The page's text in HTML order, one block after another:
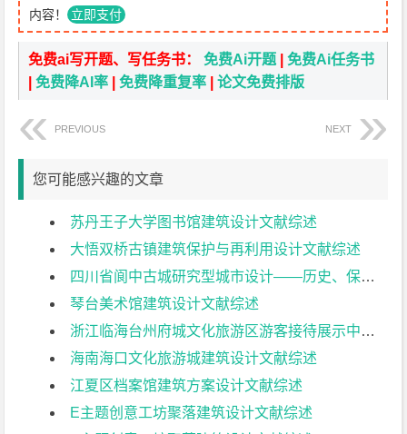
内容！ 立即支付
免费ai写开题、写任务书：免费Ai开题 |免费Ai任务书
|免费降AI率 |免费降重复率 |论文免费排版
PREVIOUS NEXT
您可能感兴趣的文章
苏丹王子大学图书馆建筑设计文献综述
大悟双桥古镇建筑保护与再利用设计文献综述
四川省阆中古城研究型城市设计——历史、保护与复兴研究文献综述
琴台美术馆建筑设计文献综述
浙江临海台州府城文化旅游区游客接待展示中心建筑设计文献综述
海南海口文化旅游城建筑设计文献综述
江夏区档案馆建筑方案设计文献综述
E主题创意工坊聚落建筑设计文献综述